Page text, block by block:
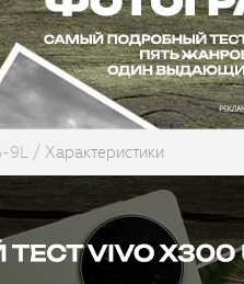
9L Характеристики